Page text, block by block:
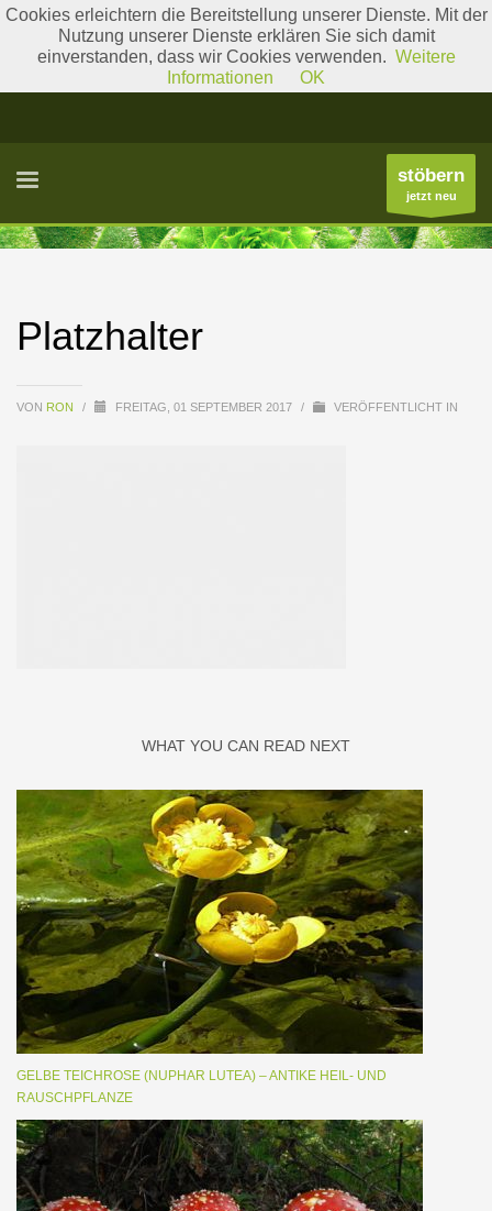
Literatur Gattungslisten
stöbern
jetzt neu
Platzhalter
VON RON / FREITAG, 01 SEPTEMBER 2017 / VERÖFFENTLICHT IN
WHAT YOU CAN READ NEXT
GELBE TEICHROSE (NUPHAR LUTEA) – ANTIKE HEIL- UND
RAUSCHPFLANZE
Cookies erleichtern die Bereitstellung unserer Dienste. Mit der
Nutzung unserer Dienste erklären Sie sich damit
einverstanden, dass wir Cookies verwenden. Weitere
Informationen
OK